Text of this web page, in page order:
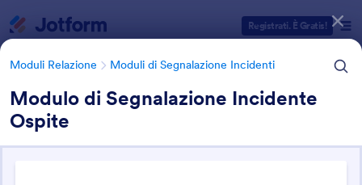
Registrati. È Gratis!
Moduli Relazione Moduli di Segnalazione Incidenti
Modulo di Segnalazione Incidente
Ospite
Categorie Template Moduli